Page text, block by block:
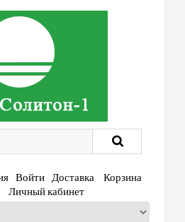
Войти Доставка
Корзина
Личный кабинет